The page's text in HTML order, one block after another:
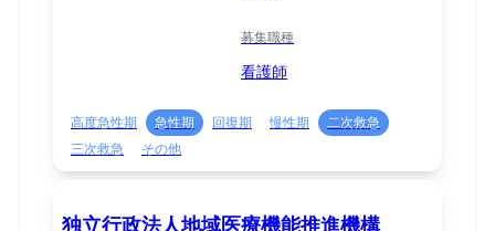
募集職種
看護師
高度急性期 急性期 回復期 慢性期
二次救急
三次救急
その他
独立行政法人地域医療機能推進機構